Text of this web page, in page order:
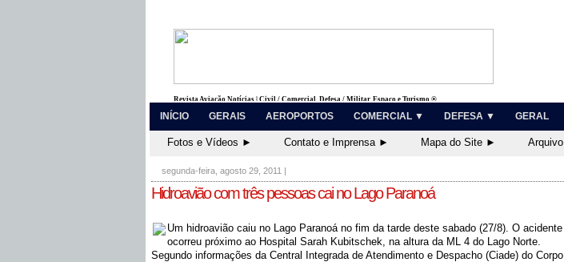
Revista Aviação Notícias | Civil / Comercial, Defesa / Militar, Espaço e Turismo ®
INÍCIO GERAIS AEROPORTOS COMERCIAL ▼ DEFESA ▼ GERAL
Fotos e Vídeos ► Contato e Imprensa ► Mapa do Site ► Arquivo
segunda-feira, agosto 29, 2011 |
Hidroavião com três pessoas cai no Lago Paranoá
Um hidroavião caiu no Lago Paranoá no fim da tarde deste sabado (27/8). O acidente
ocorreu próximo ao Hospital Sarah Kubitschek, na altura da ML 4 do Lago Norte.
Segundo informações da Central Integrada de Atendimento e Despacho (Ciade) do Corpo